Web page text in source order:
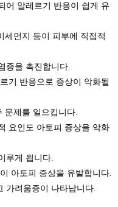
어 알레르기 반응이 쉽게 유
세먼지 등이 피부에 직접적
증을 촉진합니다.
기 반응으로 증상이 악화될
문제를 일으킵니다.
요인도 아토피 증상을 악화
루게 됩니다.
아토피 증상을 유발합니다.
가려움증이 나타납니다.